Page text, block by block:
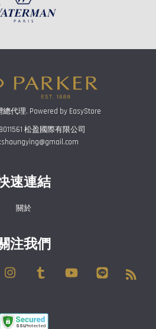
代理. Powered by EasyStore
松盈國際有限公司
速連結
關於
注我們
Instagram Tumblr YouTube